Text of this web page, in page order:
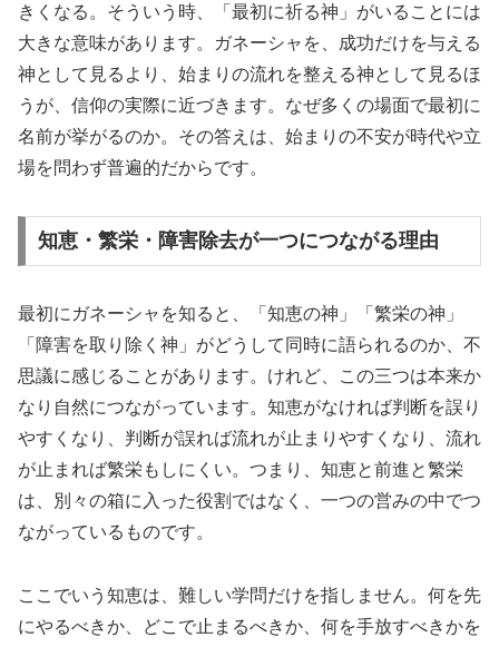
きくなる。そういう時、「最初に祈る神」がいることには
大きな意味があります。ガネーシャを、成功だけを与える
神として見るより、始まりの流れを整える神として見るほ
うが、信仰の実際に近づきます。なぜ多くの場面で最初に
名前が挙がるのか。その答えは、始まりの不安が時代や立
場を問わず普遍的だからです。
知恵・繁栄・障害除去が一つにつながる理由
最初にガネーシャを知ると、「知恵の神」「繁栄の神」
「障害を取り除く神」がどうして同時に語られるのか、不
思議に感じることがあります。けれど、この三つは本来か
なり自然につながっています。知恵がなければ判断を誤り
やすくなり、判断が誤れば流れが止まりやすくなり、流れ
が止まれば繁栄もしにくい。つまり、知恵と前進と繁栄
は、別々の箱に入った役割ではなく、一つの営みの中でつ
ながっているものです。
ここでいう知恵は、難しい学問だけを指しません。何を先
にやるべきか、どこで止まるべきか、何を手放すべきかを